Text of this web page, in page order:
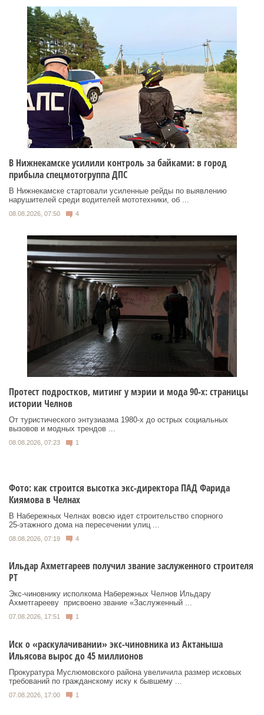
В Нижнекамске усилили контроль за байками: в город
прибыла спецмотогруппа ДПС
В Нижнекамске стартовали усиленные рейды по выявлению
нарушителей среди водителей мототехники, об ...
08.08.2026, 07:50 4
Протест подростков, митинг у мэрии и мода 90-х: страницы
истории Челнов
От туристического энтузиазма 1980‑х до острых социальных
вызовов и модных трендов ...
08.08.2026, 07:23 1
Фото: как строится высотка экс-директора ПАД Фарида
Киямова в Челнах
В Набережных Челнах вовсю идет строительство спорного
25‑этажного дома на пересечении улиц ...
08.08.2026, 07:19 4
Ильдар Ахметгареев получил звание заслуженного строителя
РТ
Экс‑чиновнику исполкома Набережных Челнов Ильдару
Ахметгарееву присвоено звание «Заслуженный ...
07.08.2026, 17:51 1
Иск о «раскулачивании» экс-чиновника из Актаныша
Ильясова вырос до 45 миллионов
Прокуратура Муслюмовского района увеличила размер исковых
требований по гражданскому иску к бывшему ...
07.08.2026, 17:00 1